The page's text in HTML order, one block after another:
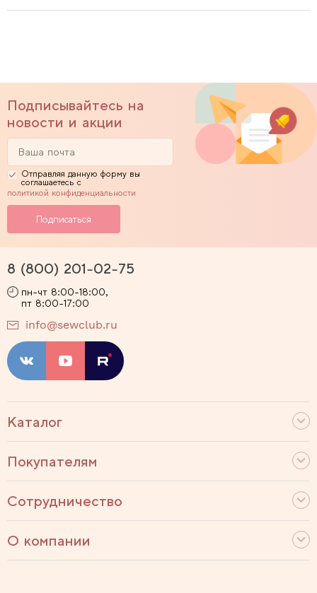
Подписывайтесь на
новости и акции
Отправляя данную форму вы
соглашаетесь с
политикой конфиденциальности
Каталог
Покупателям
Сотрудничество
О компании
8 (800) 201-02-75
пн-чт 8:00-18:00,
пт 8:00-17:00
info@sewclub.ru